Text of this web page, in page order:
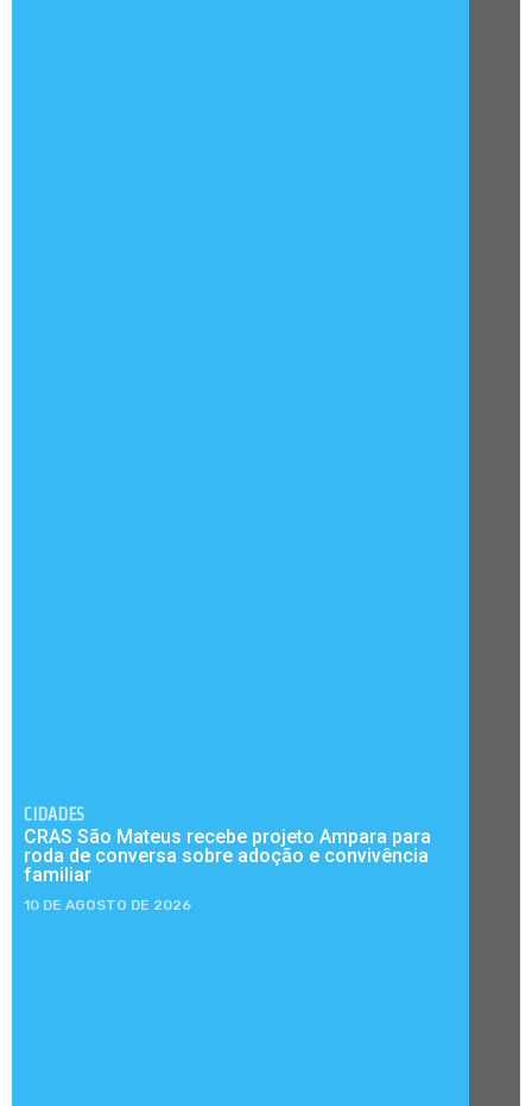
CIDADES
CRAS São Mateus recebe projeto Ampara para
roda de conversa sobre adoção e convivência
familiar
10 DE AGOSTO DE 2026